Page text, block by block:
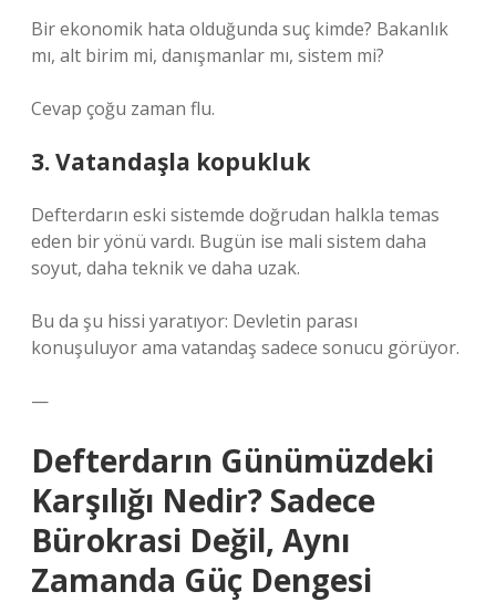
Bir ekonomik hata olduğunda suç kimde? Bakanlık
mı, alt birim mi, danışmanlar mı, sistem mi?
Cevap çoğu zaman flu.
3. Vatandaşla kopukluk
Defterdarın eski sistemde doğrudan halkla temas
eden bir yönü vardı. Bugün ise mali sistem daha
soyut, daha teknik ve daha uzak.
Bu da şu hissi yaratıyor: Devletin parası
konuşuluyor ama vatandaş sadece sonucu görüyor.
—
Defterdarın Günümüzdeki
Karşılığı Nedir? Sadece
Bürokrasi Değil, Aynı
Zamanda Güç Dengesi